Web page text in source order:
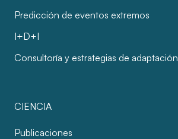
Predicción de eventos extremos
I+D+I
Consultoría y estrategias de adaptación
CIENCIA
Publicaciones